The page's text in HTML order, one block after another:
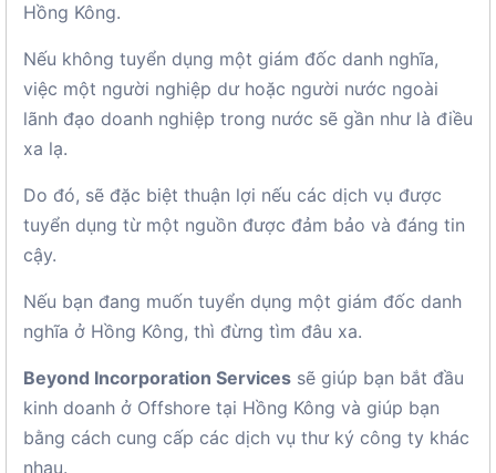
Hồng Kông.
Nếu không tuyển dụng một giám đốc danh nghĩa,
việc một người nghiệp dư hoặc người nước ngoài
lãnh đạo doanh nghiệp trong nước sẽ gần như là điều
xa lạ.
Do đó, sẽ đặc biệt thuận lợi nếu các dịch vụ được
tuyển dụng từ một nguồn được đảm bảo và đáng tin
cậy.
Nếu bạn đang muốn tuyển dụng một giám đốc danh
nghĩa ở Hồng Kông, thì đừng tìm đâu xa.
Beyond Incorporation Services sẽ giúp bạn bắt đầu
kinh doanh ở Offshore tại Hồng Kông và giúp bạn
bằng cách cung cấp các dịch vụ thư ký công ty khác
nhau.